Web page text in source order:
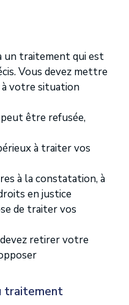
un traitement qui est
Vous devez mettre
à votre situation
être refusée,
à traiter vos
à la constatation, à
en justice
de traiter vos
retirer votre
traitement